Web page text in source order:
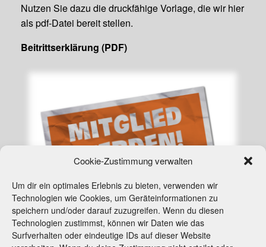
Cookie-Zustimmung verwalten
Um dir ein optimales Erlebnis zu bieten, verwenden wir
Technologien wie Cookies, um Geräteinformationen zu
speichern und/oder darauf zuzugreifen. Wenn du diesen
Technologien zustimmst, können wir Daten wie das
Surfverhalten oder eindeutige IDs auf dieser Website
Nutzen Sie dazu die druckfähige Vorlage, die wir hier
als pdf-Datei bereit stellen.
Beitrittserklärung (PDF)